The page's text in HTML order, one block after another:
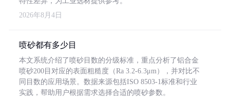
2026年8月4日
喷砂都有多少目
本文系统介绍了喷砂目数的分级标准，重点分析了铝合金
喷砂200目对应的表面粗糙度（Ra 3.2-6.3μm），并对比不
同目数的应用场景。数据来源包括ISO 8503-1标准和行业
实践，帮助用户根据需求选择合适的喷砂参数。